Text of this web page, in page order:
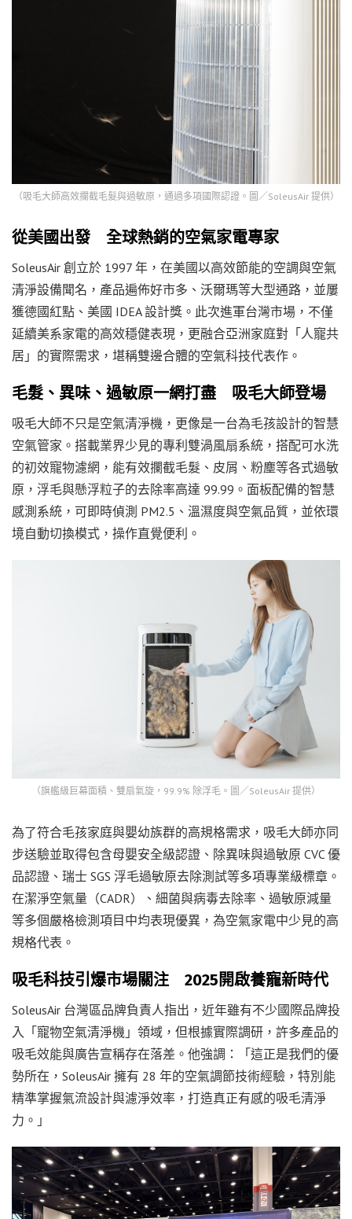
（吸毛大師高效攔截毛髮與過敏原，通過多項國際認證。圖／SoleusAir 提供）
從美國出發 全球熱銷的空氣家電專家
SoleusAir 創立於 1997 年，在美國以高效節能的空調與空氣
清淨設備聞名，產品遍佈好市多、沃爾瑪等大型通路，並屢
獲德國紅點、美國 IDEA 設計獎。此次進軍台灣市場，不僅
延續美系家電的高效穩健表現，更融合亞洲家庭對「人寵共
居」的實際需求，堪稱雙邊合體的空氣科技代表作。
毛髮、異味、過敏原一網打盡 吸毛大師登場
吸毛大師不只是空氣清淨機，更像是一台為毛孩設計的智慧
空氣管家。搭載業界少見的專利雙渦風扇系統，搭配可水洗
的初效寵物濾網，能有效攔截毛髮、皮屑、粉塵等各式過敏
原，浮毛與懸浮粒子的去除率高達 99.99。面板配備的智慧
感測系統，可即時偵測 PM2.5、溫濕度與空氣品質，並依環
境自動切換模式，操作直覺便利。
（旗艦級巨幕面積、雙扇氣旋，99.9% 除浮毛。圖／SoleusAir 提供）
為了符合毛孩家庭與嬰幼族群的高規格需求，吸毛大師亦同
步送驗並取得包含母嬰安全級認證、除異味與過敏原 CVC 優
品認證、瑞士 SGS 浮毛過敏原去除測試等多項專業級標章。
在潔淨空氣量（CADR）、細菌與病毒去除率、過敏原減量
等多個嚴格檢測項目中均表現優異，為空氣家電中少見的高
規格代表。
吸毛科技引爆市場關注 2025開啟養寵新時代
SoleusAir 台灣區品牌負責人指出，近年雖有不少國際品牌投
入「寵物空氣清淨機」領域，但根據實際調研，許多產品的
吸毛效能與廣告宣稱存在落差。他強調：「這正是我們的優
勢所在，SoleusAir 擁有 28 年的空氣調節技術經驗，特別能
精準掌握氣流設計與濾淨效率，打造真正有感的吸毛清淨
力。」